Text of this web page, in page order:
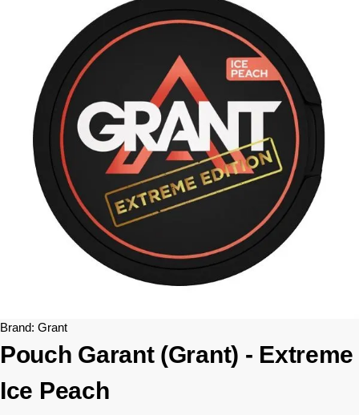
Brand: Grant
Pouch Garant (Grant) - Extreme
Ice Peach